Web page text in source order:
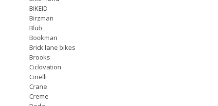
BIKEID
Birzman
Blub
Bookman
Brick lane bikes
Brooks
Ciclovation
Cinelli
Crane
Creme